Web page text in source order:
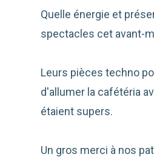
Quelle énergie et
spectacles cet avant-
Leurs pièces techno
d'allumer la cafétéria
étaient supers.
Un gros merci à nos